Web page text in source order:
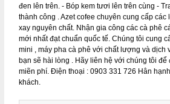
đen lên trên. - Bóp kem tươi lên trên cùng -
thành công . Azet cofee chuyên cung cấp các
xay nguyên chất. Nhận gia công các cà phê
mới nhất đạt chuẩn quốc tế. Chúng tôi cung
mini , máy pha cà phê với chất lượng và dịch
bạn sẽ hài lòng . Hãy liên hệ với chúng tôi
miẽn phí. Điện thoại : 0903 331 726 Hân
khách.